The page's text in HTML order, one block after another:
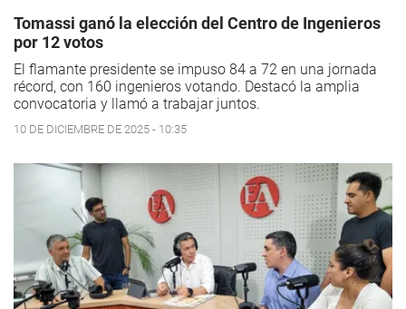
Tomassi ganó la elección del Centro de Ingenieros
por 12 votos
El flamante presidente se impuso 84 a 72 en una jornada
récord, con 160 ingenieros votando. Destacó la amplia
convocatoria y llamó a trabajar juntos.
10 DE DICIEMBRE DE 2025 - 10:35